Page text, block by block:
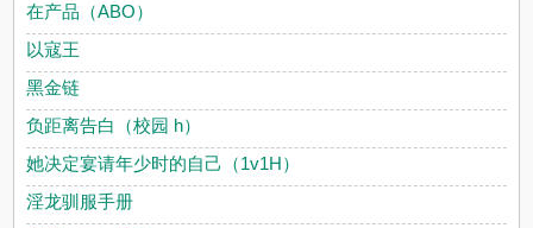
在产品（ABO）
以寇王
黑金链
负距离告白（校园 h）
她决定宴请年少时的自己（1v1H）
淫龙驯服手册